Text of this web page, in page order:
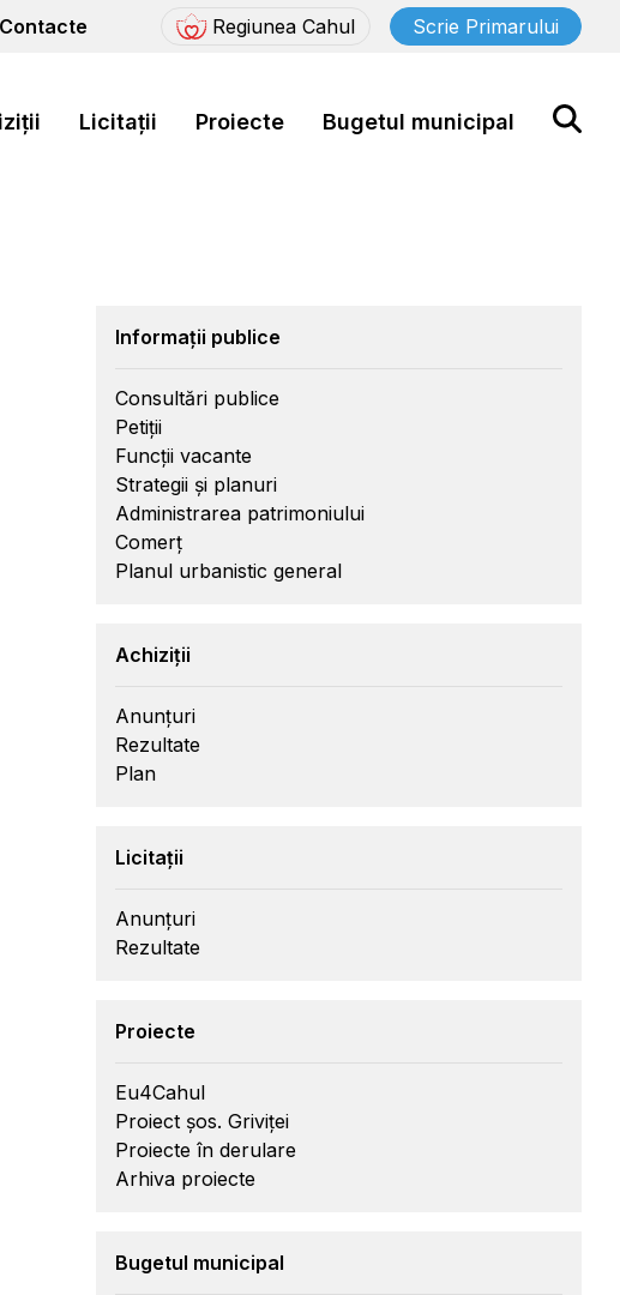
Contacte Regiunea Cahul Scrie Primarului
Licitații Proiecte Bugetul municipal
Informații publice
Consultări publice
Petiții
Funcții vacante
Strategii și planuri
Administrarea patrimoniului
Comerț
Planul urbanistic general
Achiziții
Anunțuri
Rezultate
Plan
Licitații
Anunțuri
Rezultate
Proiecte
Eu4Cahul
Proiect șos. Griviței
Proiecte în derulare
Arhiva proiecte
Bugetul municipal